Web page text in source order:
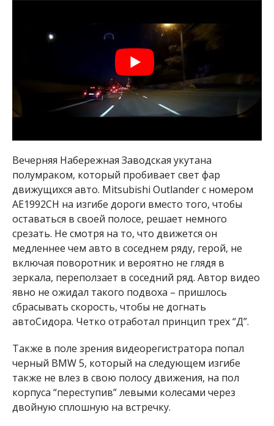
Вечерняя Набережная Заводская укутана
полумраком, который пробивает свет фар
движущихся авто. Mitsubishi Outlander с номером
АЕ1992СН на изгибе дороги вместо того, чтобы
оставаться в своей полосе, решает немного
срезать. Не смотря на то, что движется он
медленнее чем авто в соседнем ряду, герой, не
включая поворотник и вероятно не глядя в
зеркала, переползает в соседний ряд. Автор видео
явно не ожидал такого подвоха – пришлось
сбрасывать скорость, чтобы не догнать
автоСидора. Четко отработал принцип трех “Д”.
Также в поле зрения видеорегистратора попал
черный BMW 5, который на следующем изгибе
также не влез в свою полосу движения, на пол
корпуса “переступив” левыми колесами через
двойную сплошную на встречку.